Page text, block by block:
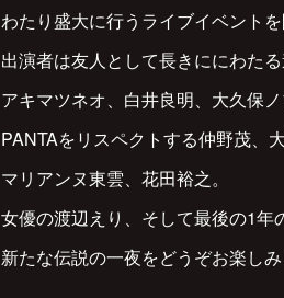
わたり盛大に行うライブイベントを
出演者は友人として長きににわた
アキマツネオ、白井良明、大久保ノ
PANTAをリスペクトする仲野茂、
マリアンヌ東雲、花田裕之。
女優の渡辺えり、そして最後の1年
新たな伝説の一夜をどうぞお楽しみ